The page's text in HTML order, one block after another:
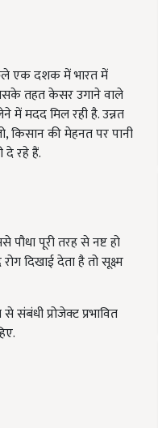
एक दशक में भारत में
तहत केसर उगाने वाले
मदद मिल रही है. उन्नत
की मेहनत पर पानी
रहे हैं.
पूरी तरह से नष्ट हो
दिखाई देता है तो सूक्ष्म
प्रोजेक्ट प्रभावित